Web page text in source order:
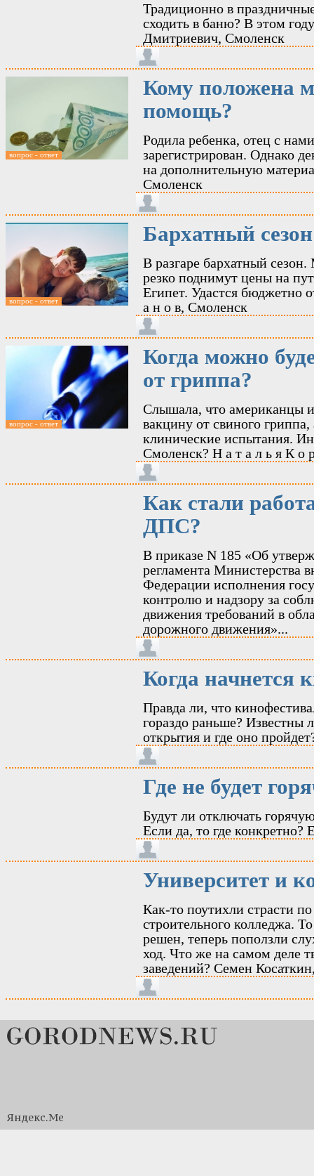
Традиционно в
сходить в баню? В этом
Дмитриевич, Смоленск
вопрос - ответ
Кому положена
помощь?
Родила ребенка, отец с
зарегистрирован. Однако
на дополнительную
Смоленск
вопрос - ответ
Бархатный
В разгаре бархатный
резко поднимут цены на
Египет. Удастся бюджетно
а н о в, Смоленск
вопрос - ответ
Когда можно
от гриппа?
Слышала, что американцы
вакцину от свиного
клинические испытания.
Смоленск? Н а т а л ь я К о
Как стали
ДПС?
В приказе N 185 «Об
регламента Министерства
Федерации исполнения
контролю и надзору за
движения требований в
дорожного движения»...
Когда начнется
Правда ли, что
гораздо раньше? Известны
открытия и где оно
Где не будет
Будут ли отключать
Если да, то где
Университет и
Как-то поутихли страсти
строительного колледжа.
решен, теперь поползли
ход. Что же на самом деле
заведений? Семен